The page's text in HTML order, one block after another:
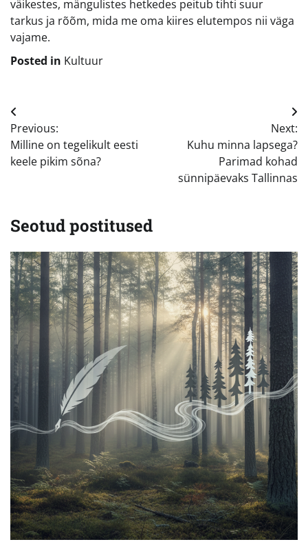
väikestes, mängulistes hetkedes peitub tihti suur
tarkus ja rõõm, mida me oma kiires elutempos nii väga
vajame.
Posted in Kultuur
Navigeerimine
Previous:
Milline on tegelikult eesti
keele pikim sõna?
Next:
Kuhu minna lapsega?
Parimad kohad
sünnipäevaks Tallinnas
Seotud postitused